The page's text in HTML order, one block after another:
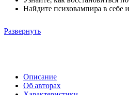
Найдите психовампира в себе
Развернуть
Описание
Об авторах